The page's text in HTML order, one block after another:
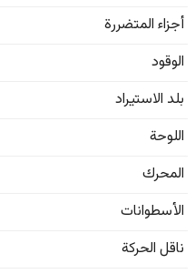
أجزاء المتضررة
الوقود
بلد الاستيراد
اللوحة
المحرك
الأسطوانات
ناقل الحركة